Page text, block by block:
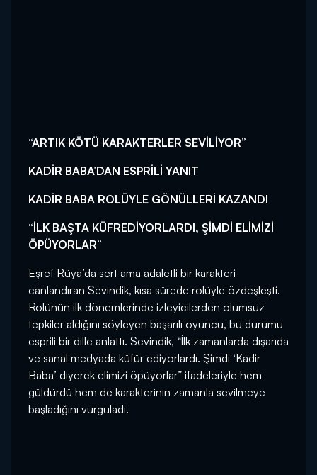
“ARTIK KÖTÜ KARAKTERLER SEVİLİYOR”
KADİR BABA’DAN ESPRİLİ YANIT
KADİR BABA ROLÜYLE GÖNÜLLERİ KAZANDI
“İLK BAŞTA KÜFREDİYORLARDI, ŞİMDİ ELİMİZİ
ÖPÜYORLAR”
Eşref Rüya’da sert ama adaletli bir karakteri
canlandıran Sevindik, kısa sürede rolüyle özdeşleşti.
Rolünün ilk dönemlerinde izleyicilerden olumsuz
tepkiler aldığını söyleyen başarılı oyuncu, bu durumu
esprili bir dille anlattı. Sevindik, “İlk zamanlarda dışarıda
ve sanal medyada küfür ediyorlardı. Şimdi ‘Kadir
Baba’ diyerek elimizi öpüyorlar” ifadeleriyle hem
güldürdü hem de karakterinin zamanla sevilmeye
başladığını vurguladı.